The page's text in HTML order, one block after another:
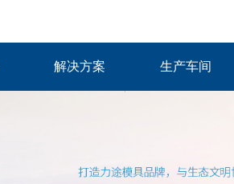
解决方案 生产车间